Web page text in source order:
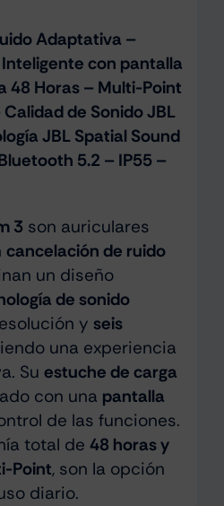
Adaptativa –
con pantalla
48 Horas – Multi-Point
de Sonido JBL
JBL Spatial Sound
5.2 – IP55 –
3 son auriculares
cancelación de ruido
un diseño
de sonido
y seis
una experiencia
Su estuche de carga
con una pantalla
de las funciones.
total de 48 horas y
Point, son la opción
diario.